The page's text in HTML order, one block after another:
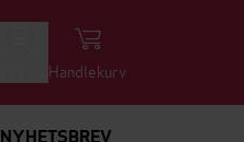
Handlekurv
NYHETSBREV